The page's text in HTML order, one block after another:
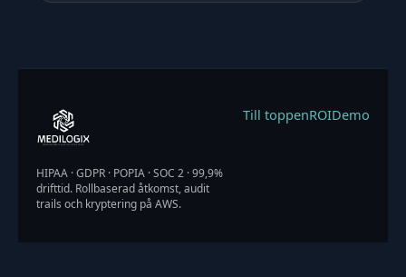
HIPAA · GDPR · POPIA · SOC 2 · 99,9%
drifttid. Rollbaserad åtkomst, audit
trails och kryptering på AWS.
Till toppenROIDemo